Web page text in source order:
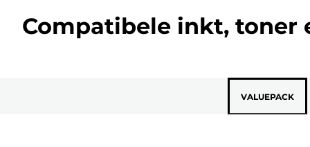
Compatibele inkt, toner
VALUEPACK